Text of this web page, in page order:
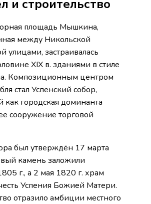
и строительство
площадь Мышкина,
между Никольской
улицами, застраивалась
XIX в. зданиями в стиле
Композиционным центром
стал Успенский собор,
как городская доминанта
сооружение торговой
был утверждён 17 марта
камень заложили
г., а 2 мая 1820 г. храм
Успения Божией Матери.
отразило амбиции местного